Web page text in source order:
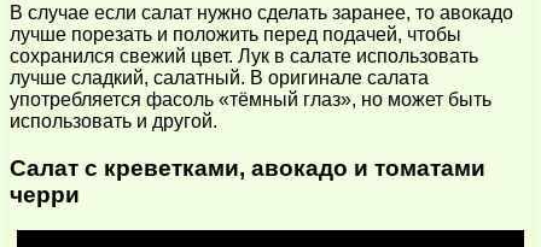
В случае если салат нужно сделать заранее, то авокадо
лучше порезать и положить перед подачей, чтобы
сохранился свежий цвет. Лук в салате использовать
лучше сладкий, салатный. В оригинале салата
употребляется фасоль «тёмный глаз», но может быть
использовать и другой.
Салат с креветками, авокадо и томатами
черри